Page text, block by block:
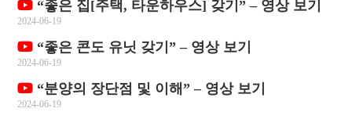
“좋은 집[주택, 타운하우스] 갖기” – 영상 보기
2024-06-19
“좋은 콘도 유닛 갖기” – 영상 보기
2024-06-19
“분양의 장단점 및 이해” – 영상 보기
2024-06-19